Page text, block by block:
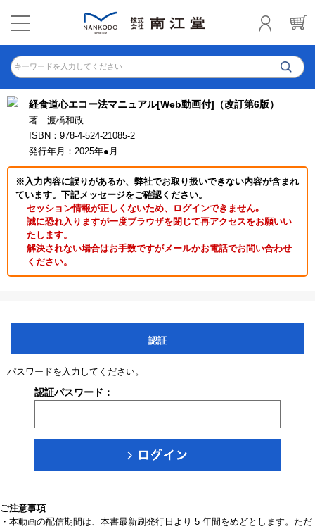
キーワードを入力してください
経食道心エコー法マニュアル[Web動画付]（改訂第6版）
著 渡橋和政
ISBN：978-4-524-21085-2
発行年月：2025年●月
※入力内容に誤りがあるか、弊社でお取り扱いできない内容が含まれ
ています。下記メッセージをご確認ください。
セッション情報が正しくないため、ログインできません｡
誠に恐れ入りますが一度ブラウザを閉じて再アクセスをお願いい
たします。
解決されない場合はお手数ですがメールかお電話でお問い合わせ
ください。
認証
パスワードを入力してください。
認証パスワード：
ご注意事項
・本動画の配信期間は、本書最新刷発行日より 5 年間をめどとします。ただ